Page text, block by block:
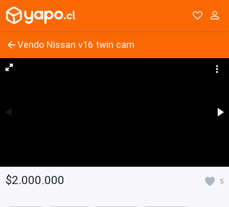
Vendo Nissan v16 twin cam
$2.000.000 5